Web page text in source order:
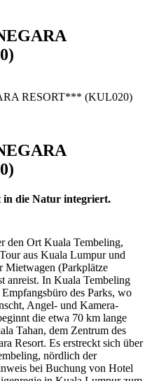
RESORT*** (KUL020)
in die Natur integriert.
den Ort Kuala Tembeling,
aus Kuala Lumpur und
Mietwagen (Parkplätze
anreist. In Kuala Tembeling
des Parks, wo
Angel- und Kamera-
die etwa 70 km lange
Tahan, dem Zentrum des
Resort. Es erstreckt sich über
nördlich der
bei Buchung von Hotel